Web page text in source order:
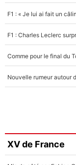
XV de France